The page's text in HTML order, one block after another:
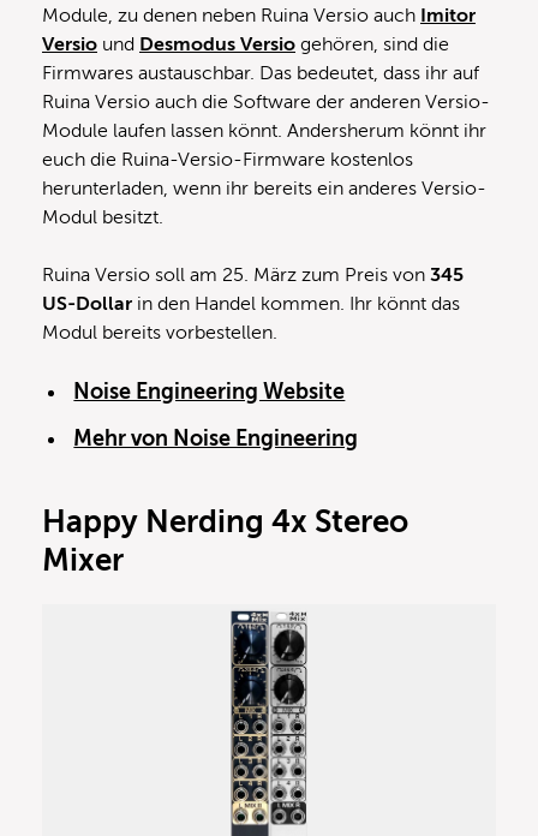
Module, zu denen neben Ruina Versio auch Imitor
Versio und Desmodus Versio gehören, sind die
Firmwares austauschbar. Das bedeutet, dass ihr auf
Ruina Versio auch die Software der anderen Versio-
Module laufen lassen könnt. Andersherum könnt ihr
euch die Ruina-Versio-Firmware kostenlos
herunterladen, wenn ihr bereits ein anderes Versio-
Modul besitzt.
Ruina Versio soll am 25. März zum Preis von 345
US-Dollar in den Handel kommen. Ihr könnt das
Modul bereits vorbestellen.
Noise Engineering Website
Mehr von Noise Engineering
Happy Nerding 4x Stereo
Mixer